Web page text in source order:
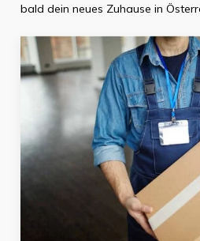
bald dein neues Zuhause in